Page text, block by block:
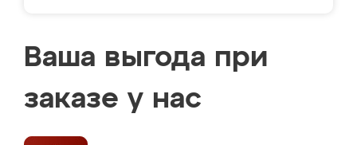
Ваша выгода при
заказе у нас